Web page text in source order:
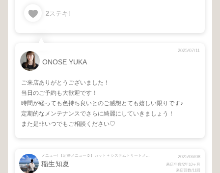
2ステキ!
ONOSE YUKA
2025/07/11
ご来店ありがとうございました！
当日のご予約も大歓迎です！
時間が経っても色持ち良いとのご感想とても嬉しい限りです♪
定期的なメンテナンスでさらに綺麗にしていきましょう！
また是非いつでもご相談ください♡
メニュー/ 【定番メニュー☺︎】カット + システムトリートメント
稲生知夏
2025/06/08
来店年数/2年10ヶ月
来店回数/11回